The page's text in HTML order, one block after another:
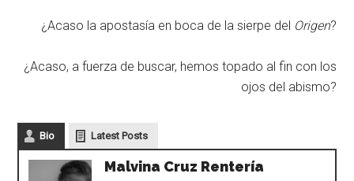
¿Acaso la apostasía en boca de la sierpe del Origen?
¿Acaso, a fuerza de buscar, hemos topado al fin con los
ojos del abismo?
Bio Latest Posts
Malvina Cruz Rentería